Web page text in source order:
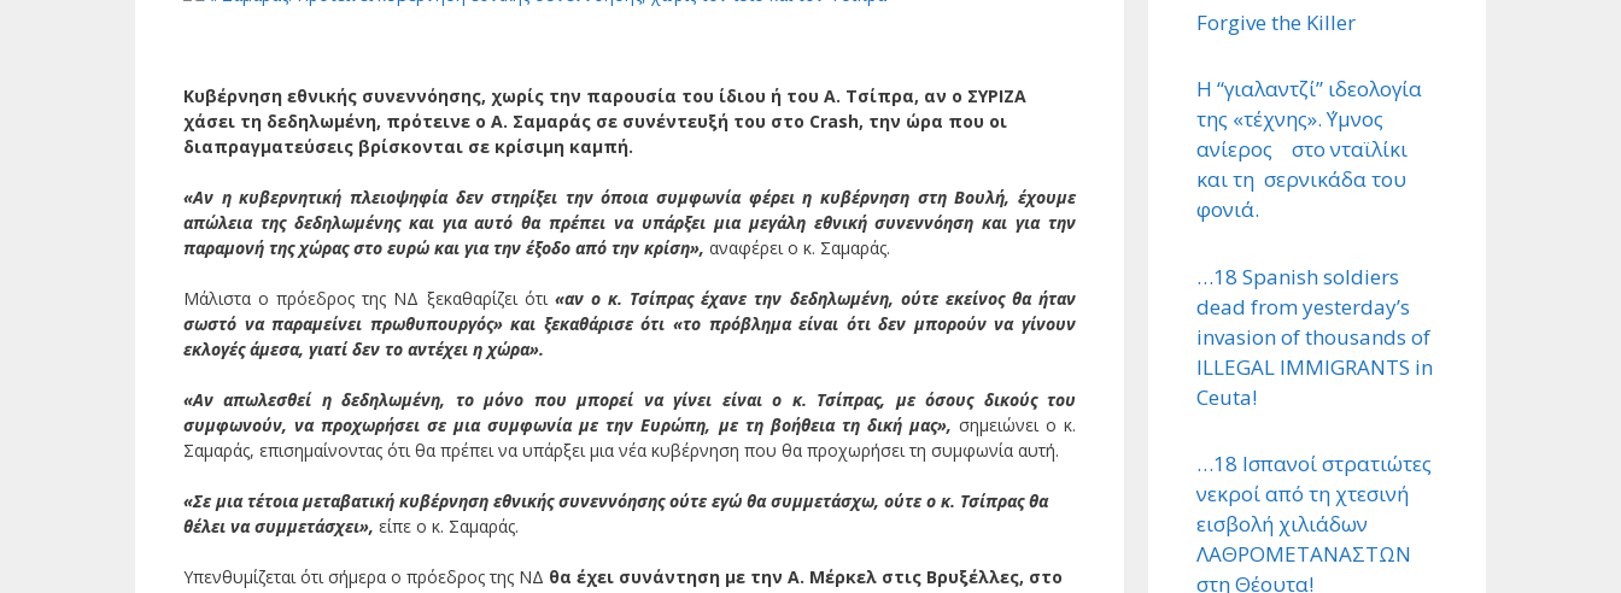
​Κυβέρνηση εθνικής συνεννόησης, χωρίς την παρουσία του ίδιου ή του Α. Τσίπρα, αν ο ΣΥΡΙΖΑ
χάσει τη δεδηλωμένη, πρότεινε ο Α. Σαμαράς σε συνέντευξή του στο Crash, την ώρα που οι
διαπραγματεύσεις βρίσκονται σε κρίσιμη καμπή.
«Αν η κυβερνητική πλειοψηφία δεν στηρίξει την όποια συμφωνία φέρει η κυβέρνηση στη Βουλή, έχουμε
απώλεια της δεδηλωμένης και για αυτό θα πρέπει να υπάρξει μια μεγάλη εθνική συνεννόηση και για την
παραμονή της χώρας στο ευρώ και για την έξοδο από την κρίση», αναφέρει ο κ. Σαμαράς.
Μάλιστα ο πρόεδρος της ΝΔ ξεκαθαρίζει ότι«αν ο κ. Τσίπρας έχανε την δεδηλωμένη, ούτε εκείνος θα ήταν
σωστό να παραμείνει πρωθυπουργός» και ξεκαθάρισε ότι «το πρόβλημα είναι ότι δεν μπορούν να γίνουν
εκλογές άμεσα, γιατί δεν το αντέχει η χώρα».
«Αν απωλεσθεί η δεδηλωμένη, το μόνο που μπορεί να γίνει είναι ο κ. Τσίπρας, με όσους δικούς του
συμφωνούν, να προχωρήσει σε μια συμφωνία με την Ευρώπη, με τη βοήθεια τη δική μας», σημειώνει ο κ.
Σαμαράς, επισημαίνοντας ότι θα πρέπει να υπάρξει μια νέα κυβέρνηση που θα προχωρήσει τη συμφωνία αυτή.
«Σε μια τέτοια μεταβατική κυβέρνηση εθνικής συνεννόησης ούτε εγώ θα συμμετάσχω, ούτε ο κ. Τσίπρας θα
θέλει να συμμετάσχει», είπε ο κ. Σαμαράς.
Υπενθυμίζεται ότι σήμερα ο πρόεδρος της ΝΔ θα έχει συνάντηση με την Α. Μέρκελ στις Βρυξέλλες, στο
Forgive the Killer
Η “γιαλαντζί” ιδεολογία
της «τέχνης». ΄Υμνος
ανίερος στο νταϊλίκι
και τη σερνικάδα του
φονιά.
…18 Spanish soldiers
dead from yesterday’s
invasion of thousands of
ILLEGAL IMMIGRANTS in
Ceuta!
…18 Ισπανοί στρατιώτες
νεκροί από τη χτεσινή
εισβολή χιλιάδων
ΛΑΘΡΟΜΕΤΑΝΑΣΤΩΝ
στη Θέουτα!